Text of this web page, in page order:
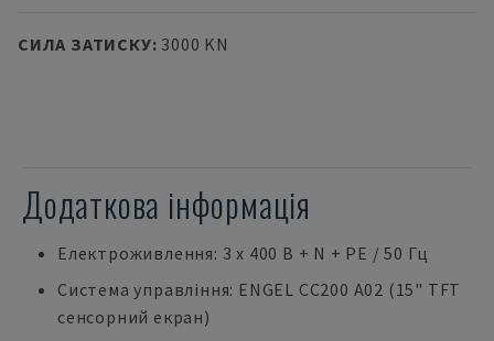
СИЛА ЗАТИСКУ: 3000 KN
Додаткова інформація
Електроживлення: 3 x 400 В + N + PE / 50 Гц
Система управління: ENGEL CC200 A02 (15" TFT
сенсорний екран)